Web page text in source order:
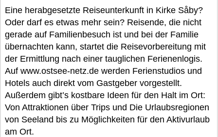
Eine herabgesetzte Reiseunterkunft in Kirke Såby?
Oder darf es etwas mehr sein? Reisende, die nicht
gerade auf Familienbesuch ist und bei der Familie
übernachten kann, startet die Reisevorbereitung mit
der Ermittlung nach einer tauglichen Ferienenlogis.
Auf www.ostsee-netz.de werden Ferienstudios und
Hotels auch direkt vom Gastgeber vorgestellt.
Außerdem gibt’s kostbare Ideen für den Halt im Ort:
Von Attraktionen über Trips und Die Urlaubsregionen
von Seeland bis zu Möglichkeiten für den Aktivurlaub
am Ort.